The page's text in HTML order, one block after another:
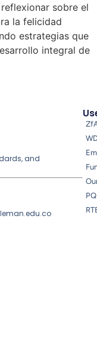
sobre el
la felicidad
estrategias que
integral de
and